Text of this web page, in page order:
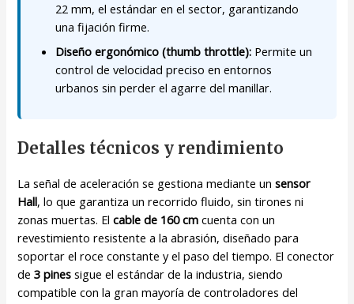
22 mm, el estándar en el sector, garantizando
una fijación firme.
Diseño ergonómico (thumb throttle): Permite un
control de velocidad preciso en entornos
urbanos sin perder el agarre del manillar.
Detalles técnicos y rendimiento
La señal de aceleración se gestiona mediante unsensor
Hall, lo que garantiza un recorrido fluido, sin tirones ni
zonas muertas. Elcable de 160 cm cuenta con un
revestimiento resistente a la abrasión, diseñado para
soportar el roce constante y el paso del tiempo. El conector
de3 pines sigue el estándar de la industria, siendo
compatible con la gran mayoría de controladores del